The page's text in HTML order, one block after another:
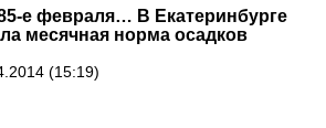
е февраля… В Екатеринбурге
месячная норма осадков
(15:19)